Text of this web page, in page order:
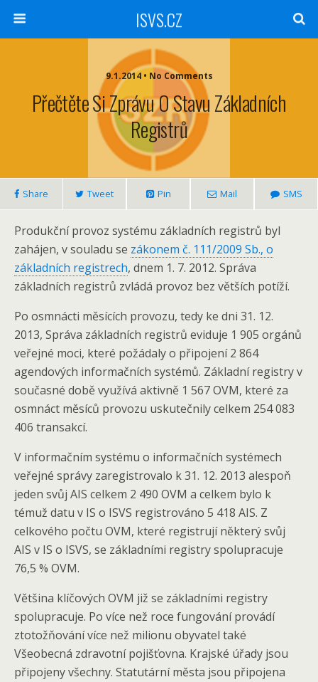
ISVS.CZ
9.1.2014 • No Comments
Přečtěte Si Zprávu O Stavu Základních
Registrů
Share Tweet Pin Mail SMS
Produkční provoz systému základních registrů byl
zahájen, v souladu se zákonem č. 111/2009 Sb., o
základních registrech, dnem 1. 7. 2012. Správa
základních registrů zvládá provoz bez větších potíží.
Po osmnácti měsících provozu, tedy ke dni 31. 12.
2013, Správa základních registrů eviduje 1 905 orgánů
veřejné moci, které požádaly o připojení 2 864
agendových informačních systémů. Základní registry v
současné době využívá aktivně 1 567 OVM, které za
osmnáct měsíců provozu uskutečnily celkem 254 083
406 transakcí.
V informačním systému o informačních systémech
veřejné správy zaregistrovalo k 31. 12. 2013 alespoň
jeden svůj AIS celkem 2 490 OVM a celkem bylo k
témuž datu v IS o ISVS registrováno 5 418 AIS. Z
celkového počtu OVM, které registrují některý svůj
AIS v IS o ISVS, se základními registry spolupracuje
76,5 % OVM.
Většina klíčových OVM již se základními registry
spolupracuje. Po více než roce fungování provádí
ztotožňování více než milionu obyvatel také
Všeobecná zdravotní pojišťovna. Krajské úřady jsou
připojeny všechny. Statutární města jsou připojena